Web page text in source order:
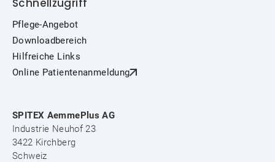
SPITEX AemmePlus AG
Industrie Neuhof 23
3422 Kirchberg
Schweiz
Schnellzugriff
Pflege-Angebot
Downloadbereich
Hilfreiche Links
Online Patientenanmeldung